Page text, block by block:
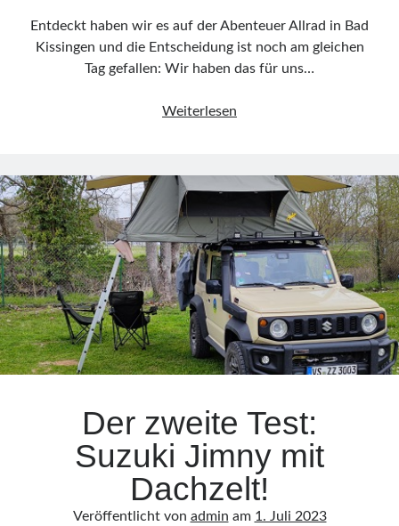
Entdeckt haben wir es auf der Abenteuer Allrad in Bad
Kissingen und die Entscheidung ist noch am gleichen
Tag gefallen: Wir haben das für uns…
Weiterlesen
Jimny
und
Vickywood
Little
Bamboo
125
Der zweite Test:
Suzuki Jimny mit
Dachzelt!
Veröffentlicht von admin am 1. Juli 2023